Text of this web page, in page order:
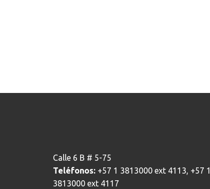
Calle 6 B # 5-75
Teléfonos: +57 1 3813000 ext 4113, +57 1
3813000 ext 4117